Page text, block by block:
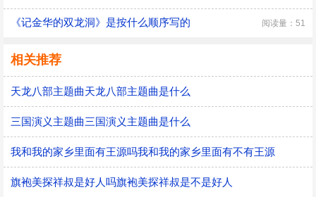
《记金华的双龙洞》是按什么顺序写的 阅读量：51
相关推荐
天龙八部主题曲天龙八部主题曲是什么
三国演义主题曲三国演义主题曲是什么
我和我的家乡里面有王源吗我和我的家乡里面有不有王源
旗袍美探祥叔是好人吗旗袍美探祥叔是不是好人